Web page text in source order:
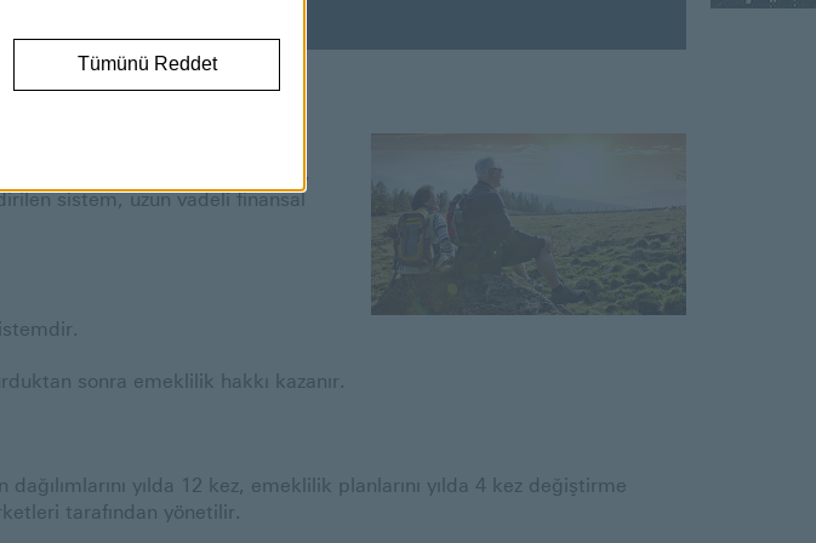
uzun vadeli yatırıma
bir gelir elde etmenizi sağlayan,
sistem, uzun vadeli finansal
sonra emeklilik hakkı kazanır.
yılda 12 kez, emeklilik planlarını yılda 4 kez değiştirme
tarafından yönetilir.
Tümünü Reddet